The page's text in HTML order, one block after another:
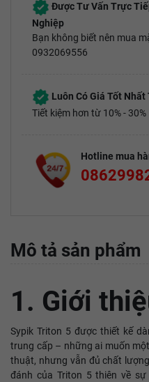
Được Tư Vấn Trực
Nghiệp
Bạn không biết nên mua
0932069556
Luôn Có Giá Tốt
Tiết kiệm hơn từ 10% - 30%
Hotline mua
Mô tả sản phẩm
1. Giới
Sypik Triton 5 được thiết kế
trung cấp – những ai muốn
thuật, nhưng vẫn đủ chất
đánh của Triton 5 thiên về